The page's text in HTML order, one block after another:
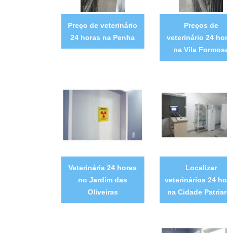
Preço de veterinário
24 horas na Penha
Preços de
veterinário 24
na Vila
Veterinária 24 horas
no Jardim das
Oliveiras
Localizar
veterinários 24
na Cidade